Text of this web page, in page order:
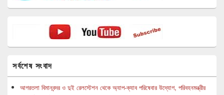
সর্বশেষ সংবাদ
আগরতলা বিমানবন্দর ও দুই রেলস্টেশন থেকে অ্যাপ-ক্যাব পরিষেবার উদ্যোগ, পরিবহনমন্ত্রীর